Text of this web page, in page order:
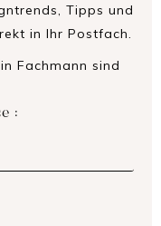
Tipps und
in Ihr Postfach.
Fachmann sind
: